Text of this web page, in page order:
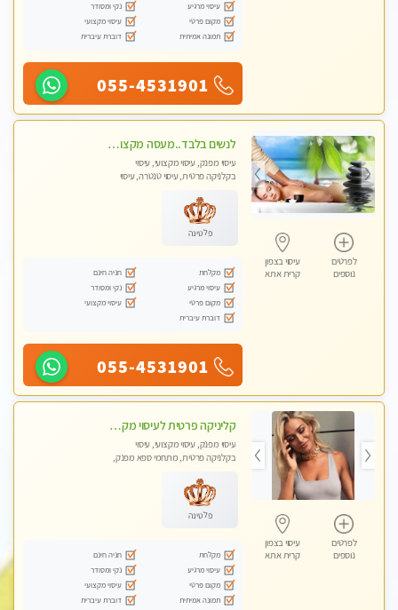
עיסוי מרגיע
נקי ומסודר
מקום פרטי
עיסוי מקצועי
תמונה אמיתית
דוברת עיברית
055-4531901
לפרטים
נוספים
עיסוי בצפון
קרית אתא
לנשים בלבד..מעסה מקצועי לנשים בלבד
עיסוי מפנק, עיסוי מקצועי, עיסוי
בקלניקה פרטית, עיסוי טנטרה, עיסוי
פלטינה
מקלחת
חניה חינם
עיסוי מרגיע
נקי ומסודר
מקום פרטי
עיסוי מקצועי
דוברת עיברית
055-4531901
לפרטים
נוספים
עיסוי בצפון
קרית אתא
קליניקה פרטית לעיסוי מקצועי ואלטרנטיבי ברמה גבוהה VIP תתקשר ..... highly recommended..new in the city
עיסוי מפנק, עיסוי מקצועי, עיסוי
בקלניקה פרטית, מתחמי ספא מפנק,
טנטרה, עיסוי מגבר לגבר, עיסוי מגבר
לאישה
פלטינה
מקלחת
חניה חינם
עיסוי מרגיע
נקי ומסודר
מקום פרטי
עיסוי מקצועי
תמונה אמיתית
דוברת עיברית